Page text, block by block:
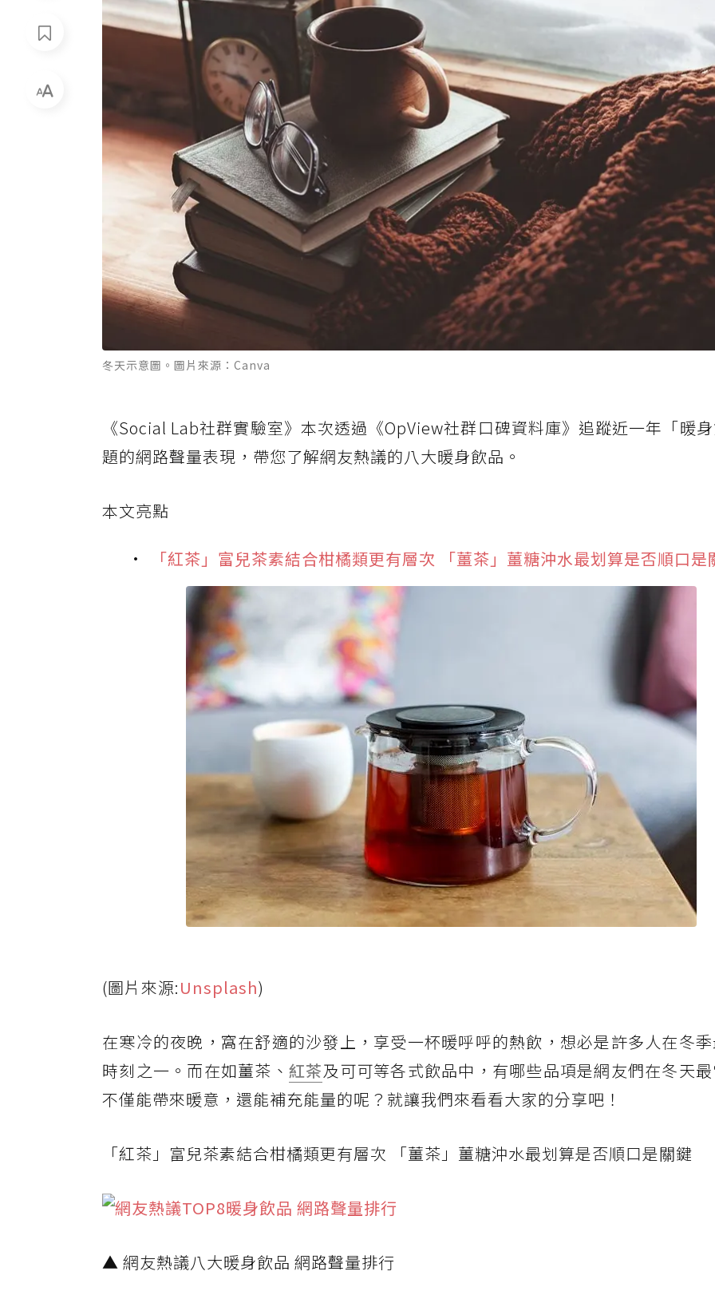
冬天示意圖。圖片來源：Canva
《Social Lab社群實驗室》本次透過《OpView社群口碑資料庫》追蹤近一年「暖
題的網路聲量表現，帶您了解網友熱議的八大暖身飲品。
本文亮點
「紅茶」富兒茶素結合柑橘類更有層次 「薑茶」薑糖沖水最划算是否順口是
(圖片來源:Unsplash)
在寒冷的夜晚，窩在舒適的沙發上，享受一杯暖呼呼的熱飲，想必是許多人在冬
時刻之一。而在如薑茶、 紅茶及可可等各式飲品中，有哪些品項是網友們在冬天
不僅能帶來暖意，還能補充能量的呢？就讓我們來看看大家的分享吧！
「紅茶」富兒茶素結合柑橘類更有層次 「薑茶」薑糖沖水最划算是否順口是關鍵
▲ 網友熱議八大暖身飲品 網路聲量排行